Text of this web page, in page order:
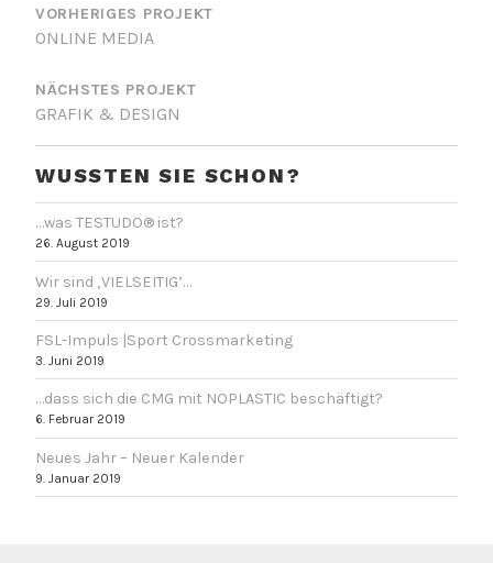
VORHERIGES PROJEKT
ONLINE MEDIA
NÄCHSTES PROJEKT
GRAFIK & DESIGN
WUSSTEN SIE SCHON?
…was TESTUDO® ist?
26. August 2019
Wir sind ‚VIELSEITIG’…
29. Juli 2019
FSL-Impuls |Sport Crossmarketing
3. Juni 2019
…dass sich die CMG mit NOPLASTIC beschäftigt?
6. Februar 2019
Neues Jahr – Neuer Kalender
9. Januar 2019